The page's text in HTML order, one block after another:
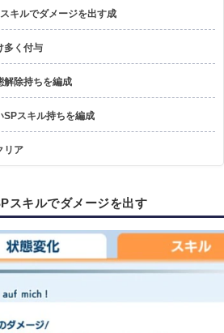
キルでダメージを出す成
多く付与
解除持ちを編成
SPスキル持ちを編成
リア
スキルでダメージを出す